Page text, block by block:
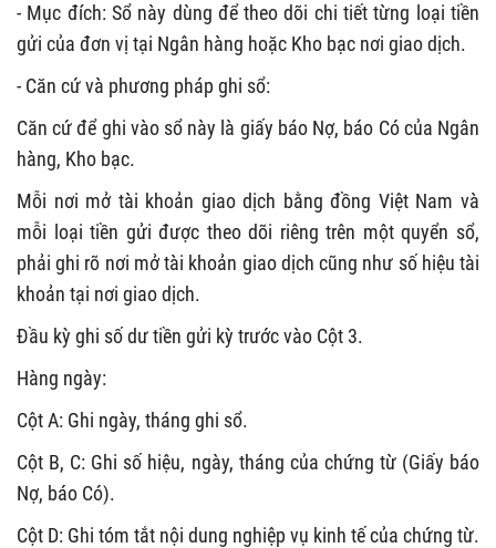
- Mục đích: Sổ này dùng để theo dõi chi tiết từng loại tiền
gửi của đơn vị tại Ngân hàng hoặc Kho bạc nơi giao dịch.
- Căn cứ và phương pháp ghi sổ:
Căn cứ để ghi vào sổ này là giấy báo Nợ, báo Có của Ngân
hàng, Kho bạc.
Mỗi nơi mở tài khoản giao dịch bằng đồng Việt Nam và
mỗi loại tiền gửi được theo dõi riêng trên một quyển sổ,
phải ghi rõ nơi mở tài khoản giao dịch cũng như số hiệu tài
khoản tại nơi giao dịch.
Đầu kỳ ghi số dư tiền gửi kỳ trước vào Cột 3.
Hàng ngày:
Cột A: Ghi ngày, tháng ghi sổ.
Cột B, C: Ghi số hiệu, ngày, tháng của chứng từ (Giấy báo
Nợ, báo Có).
Cột D: Ghi tóm tắt nội dung nghiệp vụ kinh tế của chứng từ.